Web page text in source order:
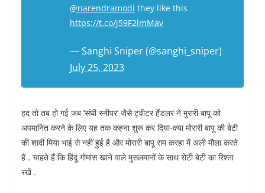
@narendramodi they like this
https://t.co/j59F2lmMav
— Sanghi Sniper (@sanghi_sniper)
July 25, 2023
हद तो तब हो गई जब ‘संघी स्नीपर’ जैसे ट्वीटर हैंडलर ने मुरारी बापू को
अपमानित करने के लिए यह तक कहना शुरू कर दिया-क्या मोरारी बापू की बेटी
की शादी मिया भाई से नहीं हुई है और मोरारी बापू राम करहा में अली मौला करते
हैं . चाहते हैं कि हिंदू गोमांस खाने वाले मुसलमानों के साथ रोटी बेटी का रिश्ता
रखें .